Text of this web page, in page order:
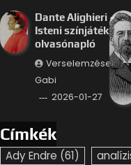
Dante Alighieri –
Isteni színjáték
olvasónapló
Verselemzések
Gabi
2026-01-27
Címkék
Ady Endre (61)